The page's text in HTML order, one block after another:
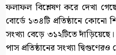
ফলাফল বিশ্লেষণ করে দেখা
বোর্ডে ১৩৪টি প্রতিষ্ঠানে কোনো
সংখ্যা বেড়ে ৩১২টিতে
পাস প্রতিষ্ঠানের সংখ্যা দ্বিগুণেরও